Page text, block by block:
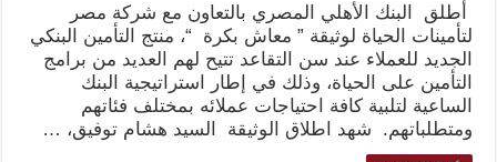
أطلق البنك الأهلي المصري بالتعاون مع شركة مصر
لتأمينات الحياة لوثيقة ” معاش بكرة “، منتج التأمين البنكي
الجديد للعملاء عند سن التقاعد تتيح لهم العديد من برامج
التأمين على الحياة، وذلك في إطار استراتيجية البنك
الساعية لتلبية كافة احتياجات عملائه بمختلف فئاتهم
ومتطلباتهم. شهد اطلاق الوثيقة السيد هشام توفيق، …